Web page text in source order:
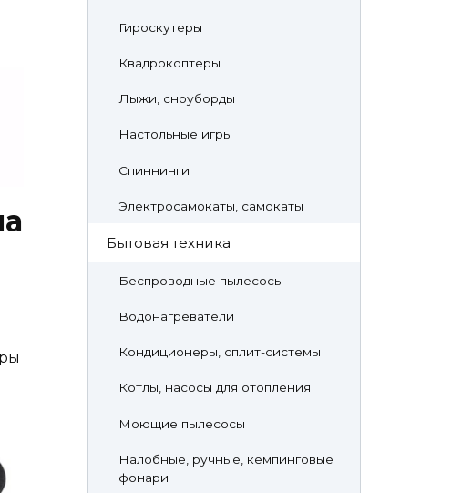
Гироскутеры
Квадрокоптеры
Лыжи, сноуборды
Настольные игры
Спиннинги
Электросамокаты, самокаты
Бытовая техника
Беспроводные пылесосы
Водонагреватели
Кондиционеры, сплит-системы
Котлы, насосы для отопления
Моющие пылесосы
Налобные, ручные, кемпинговые
фонари